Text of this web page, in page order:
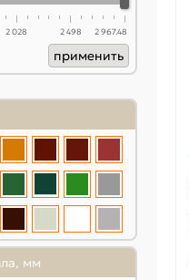
2 028 2 498 2 967.48
применить
мм